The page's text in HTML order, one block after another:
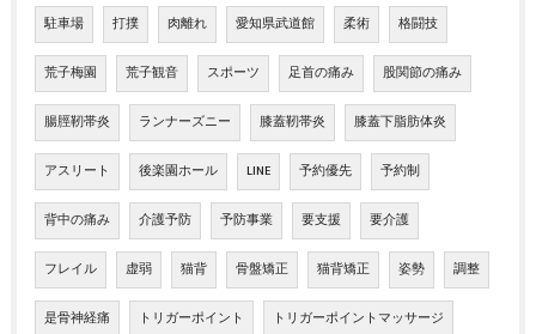
駐車場 打撲 肉離れ 愛知県武道館 柔術 格闘技
荒子梅園 荒子観音 スポーツ 足首の痛み 股関節の痛み
腸脛靭帯炎 ランナーズニー 膝蓋靭帯炎 膝蓋下脂肪体炎
アスリート 後楽園ホール LINE 予約優先 予約制
背中の痛み 介護予防 予防事業 要支援 要介護
フレイル 虚弱 猫背 骨盤矯正 猫背矯正 姿勢 調整
是骨神経痛 トリガーポイント トリガーポイントマッサージ